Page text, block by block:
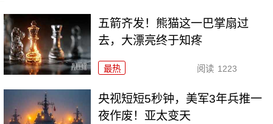
五箭齐发！熊猫这一巴掌扇过
去，大漂亮终于知疼
最热 阅读 1223
央视短短5秒钟，美军3年兵推一
夜作废！亚太变天